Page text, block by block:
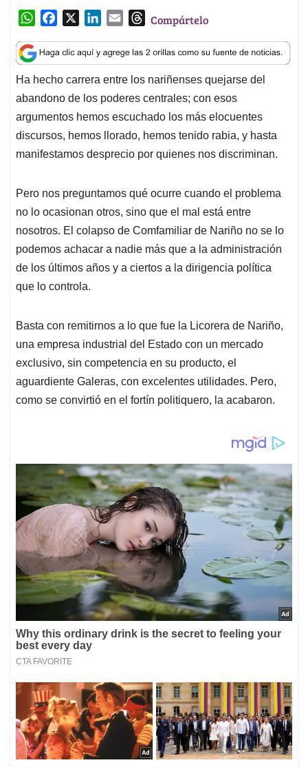
W
a
t
s
A
p
p
c
e
b
o
o
k
n
k
e
d
I
n
a
i
l
T
r
e
a
d
s
Compártelo
Ha hecho carrera entre los nariñenses quejarse del
abandono de los poderes centrales; con esos
argumentos hemos escuchado los más elocuentes
discursos, hemos llorado, hemos tenido rabia, y hasta
manifestamos desprecio por quienes nos discriminan.
Pero nos preguntamos qué ocurre cuando el problema
no lo ocasionan otros, sino que el mal está entre
nosotros. El colapso de Comfamiliar de Nariño no se lo
podemos achacar a nadie más que a la administración
de los últimos años y a ciertos a la dirigencia política
que lo controla.
Basta con remitirnos a lo que fue la Licorera de Nariño,
una empresa industrial del Estado con un mercado
exclusivo, sin competencia en su producto, el
aguardiente Galeras, con excelentes utilidades. Pero,
como se convirtió en el fortín politiquero, la acabaron.